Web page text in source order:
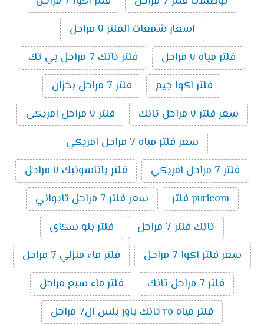
اسعار شمعات الفلتر ٧ مراحل
فلتر مياه ٧ مراحل
فلتر تانك 7 مراحل بي تك
فلتر اكوا جيم
فلتر 7 مراحل بخزان
سعر فلتر ٧ مراحل تانك
فلتر ٧ مراحل امريكى
سعر فلتر مياه 7 مراحل امريكي
فلتر 7 مراحل امريكي
فلتر باناسونيك ٧ مراحل
puricom فلتر
سعر فلتر 7 مراحل تايواني
تانك فلتر 7 مراحل
فلتر بلو سكاى
سعر فلتر اكوا 7 مراحل
فلتر ماء منزلي 7 مراحل
فلتر 7 مراحل تانك
فلتر ماء سبع مراحل
فلتر مياه ro تانك باور بلس ال7 مراحل